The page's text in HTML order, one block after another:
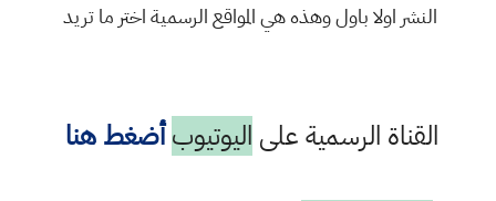
النشر اولا باول وهذه هي المواقع الرسمية اختر ما تريد
القناة الرسمية على اليوتيوب أضغط هنا